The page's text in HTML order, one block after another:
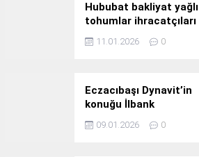
Hububat bakliyat yağlı
tohumlar ihracatçıları
Güney Kore yolcusu
11.01.2026 0
Eczacıbaşı Dynavit’in
konuğu İlbank
09.01.2026 0